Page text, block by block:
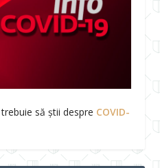
să știi despre COVID-